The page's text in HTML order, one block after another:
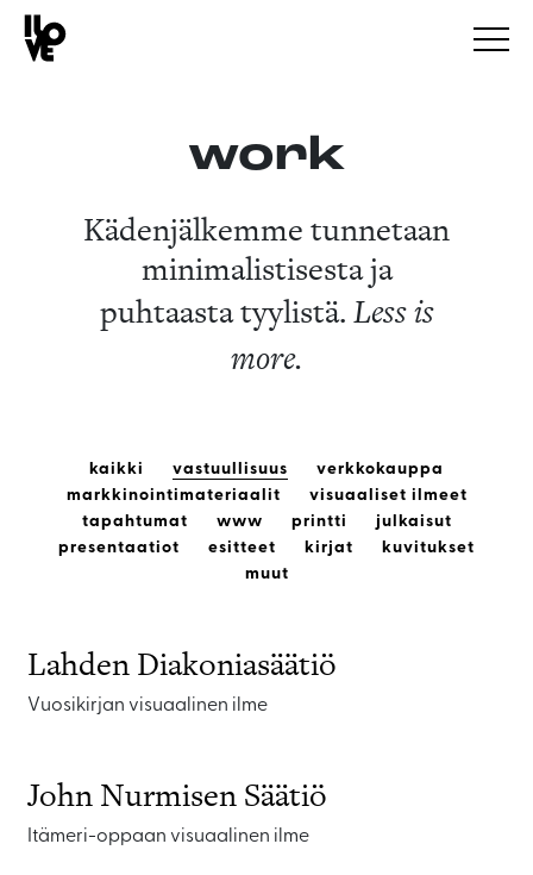
work
Kädenjälkemme tunnetaan
minimalistisesta ja
puhtaasta tyylistä.Less is
more.
kaikki vastuullisuus
verkkokauppa
markkinointimateriaalit
visuaaliset ilmeet
tapahtumat
www printti
julkaisut
presentaatiot
esitteet kirjat
kuvitukset
muut
Lahden Diakoniasäätiö
Vuosikirjan visuaalinen ilme
John Nurmisen Säätiö
Itämeri-oppaan visuaalinen ilme